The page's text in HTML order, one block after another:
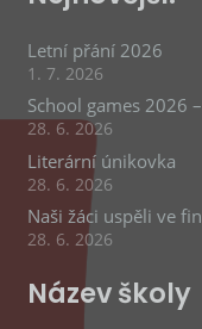
Letní přání 2026
1. 7. 2026
School games 2026
28. 6. 2026
Literární únikovka
28. 6. 2026
Naši žáci uspěli ve
28. 6. 2026
Název školy